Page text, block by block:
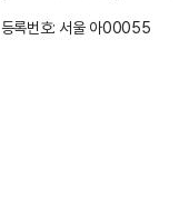
등록번호: 서울 아00055